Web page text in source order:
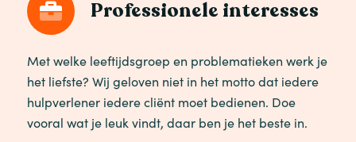
Professionele interesses
Met welke leeftijdsgroep en problematieken werk je
het liefste? Wij geloven niet in het motto dat iedere
hulpverlener iedere cliënt moet bedienen. Doe
vooral wat je leuk vindt, daar ben je het beste in.